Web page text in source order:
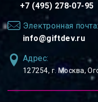
+7 (495) 278-07-95
Электронная почта:
info@giftdev.ru
Адрес:
127254, ⁠г. Москва,